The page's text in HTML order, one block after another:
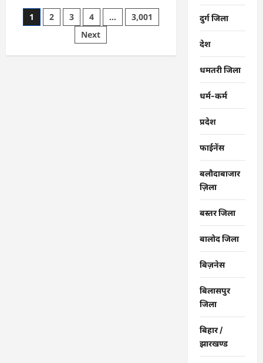
CG
:
खाट
एक
Posts
1 2 3 4 …
3,001
Next
दुर्ग जिला
देश
धमतरी जिला
धर्म-कर्म
प्रदेश
फाईनेंस
बलौदाबाजार
ज़िला
बस्तर जिला
बालोद जिला
बिज़नेस
बिलासपुर
जिला
बिहार /
झारखण्ड